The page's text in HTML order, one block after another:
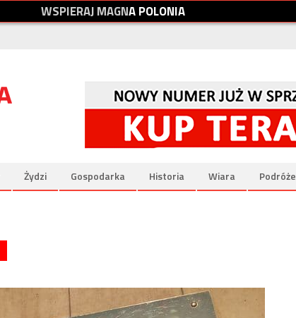
WSPIERAJMAGNAPOLONIA
Żydzi Gospodarka Historia Wiara Podróże